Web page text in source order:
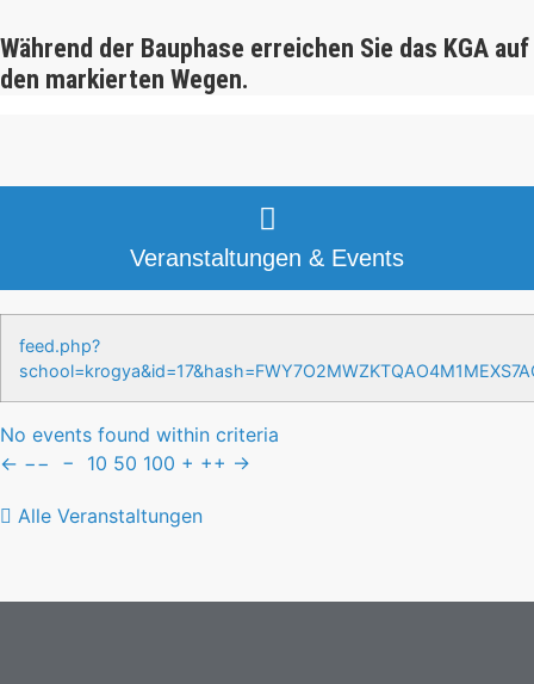
Während der Bauphase erreichen Sie das KGA auf
den markierten Wegen.
Veranstaltungen & Events
feed.php?
No events found within criteria
← −− − 10 50 100 + ++ →
Alle Veranstaltungen